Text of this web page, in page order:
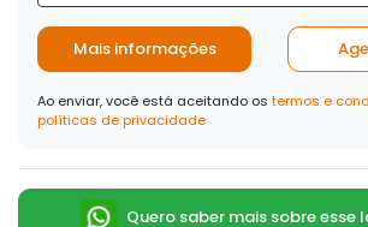
Mais informações
Ao enviar, você está aceitando os termos e
políticas de privacidade
Quero saber mais sobre esse